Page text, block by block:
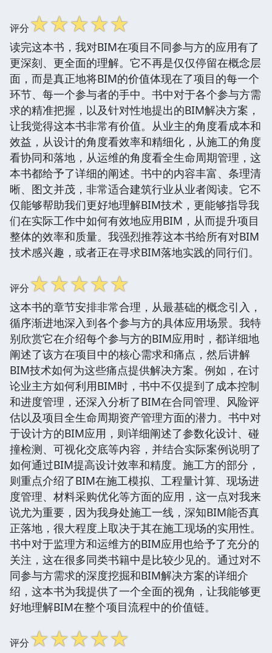
评分☆☆☆☆☆
读完这本书，我对BIM在项目不同参与方的应用有了
更深刻、更全面的理解。它不再是仅仅停留在概念层
面，而是真正地将BIM的价值体现在了项目的每一个
环节、每一个参与者的手中。书中对于各个参与方需
求的精准把握，以及针对性地提出的BIM解决方案，
让我觉得这本书非常有价值。从业主的角度看成本和
效益，从设计的角度看效率和精细化，从施工的角度
看协同和落地，从运维的角度看全生命周期管理，这
本书都给予了详细的阐述。书中的内容丰富、条理清
晰、图文并茂，非常适合建筑行业从业者阅读。它不
仅能够帮助我们更好地理解BIM技术，更能够指导我
们在实际工作中如何有效地应用BIM，从而提升项目
整体的效率和质量。我强烈推荐这本书给所有对BIM
技术感兴趣，或者正在寻求BIM落地实践的同行们。
评分☆☆☆☆☆
这本书的章节安排非常合理，从最基础的概念引入，
循序渐进地深入到各个参与方的具体应用场景。我特
别欣赏它在介绍每个参与方的BIM应用时，都详细地
阐述了该方在项目中的核心需求和痛点，然后讲解
BIM技术如何为这些痛点提供解决方案。例如，在讨
论业主方如何利用BIM时，书中不仅提到了成本控制
和进度管理，还深入分析了BIM在合同管理、风险评
估以及项目全生命周期资产管理方面的潜力。书中对
于设计方的BIM应用，则详细阐述了参数化设计、碰
撞检测、可视化交底等内容，并结合实际案例说明了
如何通过BIM提高设计效率和精度。施工方的部分，
则重点介绍了BIM在施工模拟、工程量计算、现场进
度管理、材料采购优化等方面的应用，这一点对我来
说尤为重要，因为我身处施工一线，深知BIM能否真
正落地，很大程度上取决于其在施工现场的实用性。
书中对于监理方和运维方的BIM应用也给予了充分的
关注，这在很多同类书籍中是比较少见的。通过对不
同参与方需求的深度挖掘和BIM解决方案的详细介
绍，这本书为我提供了一个全面的视角，让我能够更
好地理解BIM在整个项目流程中的价值链。
评分☆☆☆☆☆